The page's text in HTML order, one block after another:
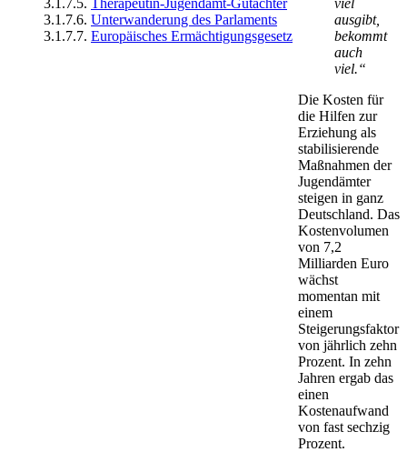
3.1.7.6. Unterwanderung des Parlaments
3.1.7.7. Europäisches Ermächtigungsgesetz
ausgibt,
bekommt
auch
viel.“
Die Kosten für
die Hilfen zur
Erziehung als
stabilisierende
Maßnahmen der
Jugendämter
steigen in ganz
Deutschland. Das
Kostenvolumen
von 7,2
Milliarden Euro
wächst
momentan mit
einem
Steigerungs­faktor
von jährlich zehn
Prozent. In zehn
Jahren ergab das
einen
Kostenaufwand
von fast sechzig
Prozent.